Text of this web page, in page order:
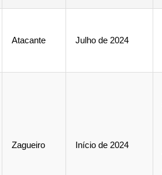
Atacante Julho de 2024
Zagueiro Início de 2024